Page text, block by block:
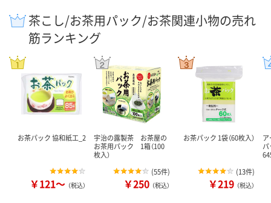
茶こし/お茶用パック/お茶関連小物の売れ
筋ランキング
お茶パック 協和紙工_2
￥121～ （税込）
宇治の露製茶 お茶屋の
お茶用パック 1箱（100
枚入）
(55件)
￥250 （税込）
お茶パック 1袋（60枚入）
(13件)
￥219 （税込）
ア